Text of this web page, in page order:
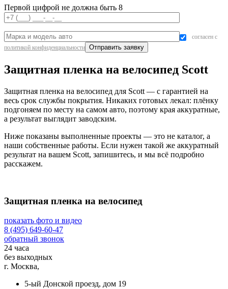
Первой цифрой не должна быть 8
согласен с
политикой конфиденциальности
Защитная пленка на велосипед Scott
Защитная пленка на велосипед для Scott — с гарантией на
весь срок службы покрытия. Никаких готовых лекал: плёнку
подгоняем по месту на самом авто, поэтому края аккуратные,
а результат выглядит заводским.
Ниже показаны выполненные проекты — это не каталог, а
наши собственные работы. Если нужен такой же аккуратный
результат на вашем Scott, запишитесь, и мы всё подробно
расскажем.
Защитная пленка на велосипед
показать фото и видео
8 (495) 649-60-47
обратный звонок
24 часа
без выходных
г. Москва,
5-ый Донской проезд, дом 19